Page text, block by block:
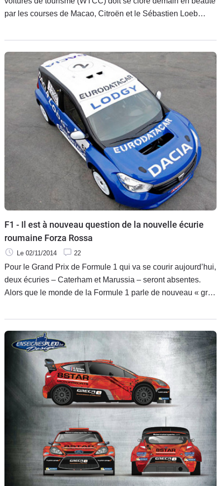
par les courses de Macao, Citroën et le Sébastien Loeb
F1 - Il est à nouveau question de la nouvelle écurie
roumaine Forza Rossa
Le 02/11/2014 22
Pour le Grand Prix de Formule 1 qui va se courir aujourd’hui,
deux écuries – Caterham et Marussia – seront absentes.
Alors que le monde de la Formule 1 parle de nouveau « gros
roumain Forza Rossa.